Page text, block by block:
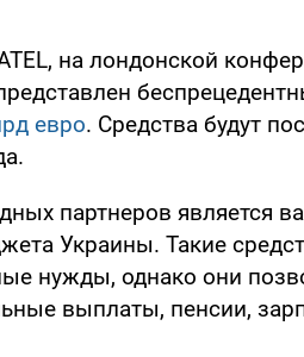
на лондонской
евро. Средства будут
партнеров является
Украины. Такие
нужды, однако они
выплаты, пенсии,